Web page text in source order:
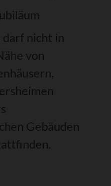
darf nicht in
von
Gebäuden